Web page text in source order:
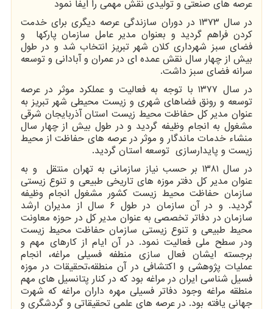
عرصه های صنعتی و تولیدی نقش مهمی را ایفا نمود
در سال ۱۳۷۳ در دوران سازندگی عرصه دیگری برای خدمت
کردن فراهم گردید و بعنوان مدیر عامل سازمان پارکها و
فضای سبز شهرداری کلان شهر تبریز انتخاب شد و در طول
بیش از چهار سال نقش عمده ای در عمران و آبادانی و توسعه
سرانه فضای سبز داشت.
در سال ۱۳۷۷ با توجه به فعالیت و عملکرد موثر در عرصه
توسعه و رونق فضاهای شهری و زیست محیطی شهر تبریز به
عنوان مدیر کل حفاظت محیط زیست استان آذربایجان شرقی
مشغول به انجام وظیفه گردید و در طول بیش از چهار سال
منشاء خدمات ماندگار و موثر در عرصه های حفاظت از محیط
زیست و پایدارسازی توسعه استان گردید.
در سال ۱۳۸۱ بر حسب نیاز سازمانی به تهران منتقل و به
عنوان مدیر کل دفتر موزه های تاریخی طبیعی و تنوع زیستی
سازمان حفاظت محیط زیست کشور مشغول انجام وظیفه
گردید. و در آن سازمان در طول ۶ سال از مدیران ارشد
سازمان در دفاتر تخصصی به عنوان مدیر کل در حوزه معاونت
محیط طبیعی و تنوع زیستی سازمان حفاظت محیط زیست
ودر سطح ملی فعالیت نمود. در آن ایام از کارهای مهم و
برجسته ایشان فعال سازی منطفه فسیلی مراغه، انجام
عملیات پژوهشی و اکتشافی در آن منطقه،تحقیقات در موزه
فسیل شناسی ایران در مراغه بود که در کنار پتانسیل های مهم
منطقه مراغه وجود دفاتر فسیلی مهره داران مراغه که شهرت
جهانی یافته بود. در عرصه های علمی تحقیقاتی و گردشگری و